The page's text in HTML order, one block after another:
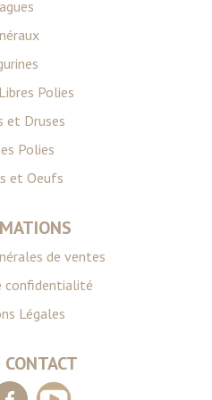
Polies
et Druses
Polies
et Oeufs
de ventes
confidentialité
Légales